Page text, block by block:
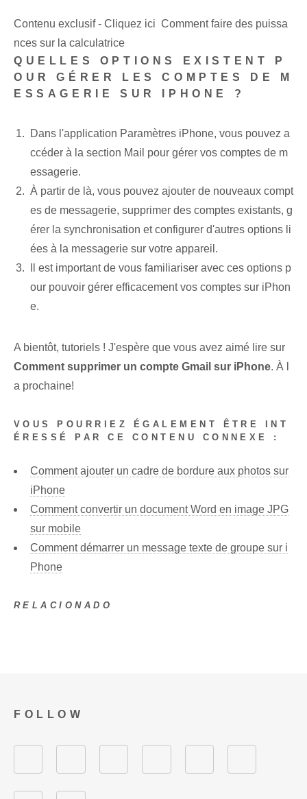
Contenu exclusif - Cliquez ici Comment faire des puissa
nces sur la calculatrice
QUELLES OPTIONS EXISTENT P
OUR GÉRER LES COMPTES DE M
ESSAGERIE SUR IPHONE ?
Dans l'application Paramètres iPhone, vous pouvez a
ccéder à la section Mail pour gérer vos comptes de m
essagerie.
À partir de là, vous pouvez ajouter de nouveaux compt
es de messagerie, supprimer des comptes existants, g
érer la synchronisation et configurer d'autres options li
ées à la messagerie sur votre appareil.
Il est important de vous familiariser avec ces options p
our pouvoir gérer efficacement vos comptes sur iPhon
e.
A bientôt, tutoriels ! J'espère que vous avez aimé lire sur
Comment supprimer un compte Gmail sur iPhone. À l
a prochaine!
VOUS POURRIEZ ÉGALEMENT ÊTRE INT
ÉRESSÉ PAR CE CONTENU CONNEXE :
Comment ajouter un cadre de bordure aux photos sur
iPhone
Comment convertir un document Word en image JPG
sur mobile
Comment démarrer un message texte de groupe sur i
Phone
RELACIONADO
FOLLOW